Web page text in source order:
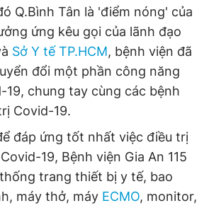
Q.Bình Tân là 'điểm nóng' của
ứng kêu gọi của lãnh đạo
Sở Y tế TP.HCM, bệnh viện đã
đổi một phần công năng
19, chung tay cùng các bệnh
Covid-19.
đáp ứng tốt nhất việc điều trị
19, Bệnh viện Gia An 115
trang thiết bị y tế, bao
máy thở, máy ECMO, monitor,